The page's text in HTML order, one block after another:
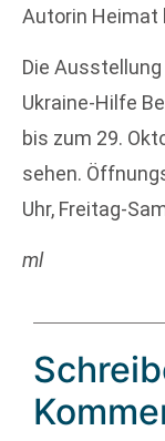
Autorin Heimat
Die Ausstellung
Ukraine-Hilfe
bis zum 29.
sehen.
Uhr, Freitag-
ml